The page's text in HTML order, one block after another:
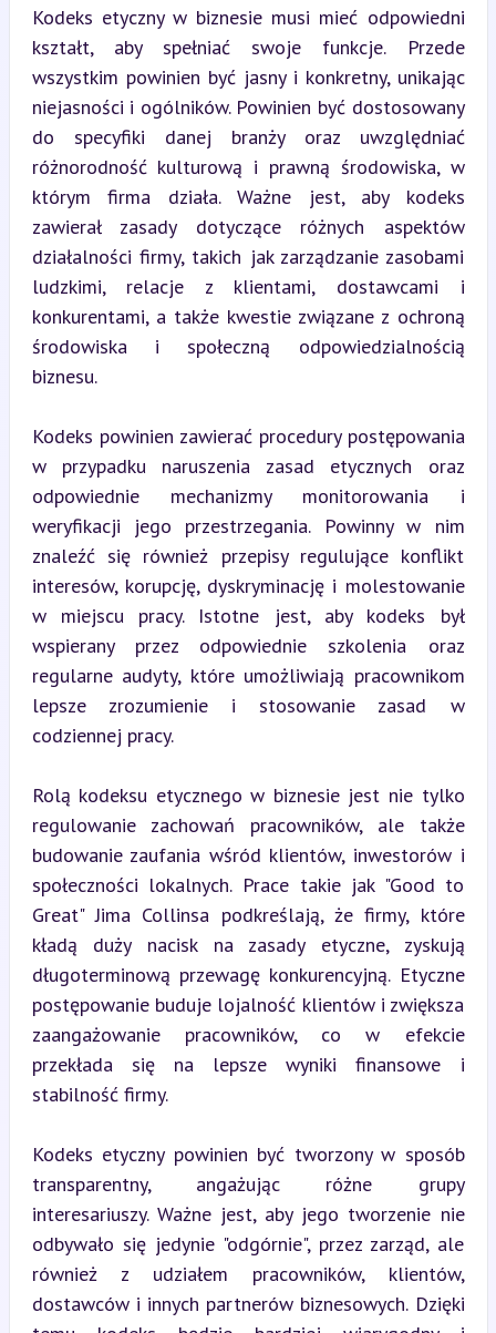
Kodeks etyczny w biznesie musi mieć odpowiedni
kształt, aby spełniać swoje funkcje. Przede
wszystkim powinien być jasny i konkretny, unikając
niejasności i ogólników. Powinien być dostosowany
do specyfiki danej branży oraz uwzględniać
różnorodność kulturową i prawną środowiska, w
którym firma działa. Ważne jest, aby kodeks
zawierał zasady dotyczące różnych aspektów
działalności firmy, takich jak zarządzanie zasobami
ludzkimi, relacje z klientami, dostawcami i
konkurentami, a także kwestie związane z ochroną
środowiska i społeczną odpowiedzialnością
biznesu.
Kodeks powinien zawierać procedury postępowania
w przypadku naruszenia zasad etycznych oraz
odpowiednie mechanizmy monitorowania i
weryfikacji jego przestrzegania. Powinny w nim
znaleźć się również przepisy regulujące konflikt
interesów, korupcję, dyskryminację i molestowanie
w miejscu pracy. Istotne jest, aby kodeks był
wspierany przez odpowiednie szkolenia oraz
regularne audyty, które umożliwiają pracownikom
lepsze zrozumienie i stosowanie zasad w
codziennej pracy.
Rolą kodeksu etycznego w biznesie jest nie tylko
regulowanie zachowań pracowników, ale także
budowanie zaufania wśród klientów, inwestorów i
społeczności lokalnych. Prace takie jak "Good to
Great" Jima Collinsa podkreślają, że firmy, które
kładą duży nacisk na zasady etyczne, zyskują
długoterminową przewagę konkurencyjną. Etyczne
postępowanie buduje lojalność klientów i zwiększa
zaangażowanie pracowników, co w efekcie
przekłada się na lepsze wyniki finansowe i
stabilność firmy.
Kodeks etyczny powinien być tworzony w sposób
transparentny, angażując różne grupy
interesariuszy. Ważne jest, aby jego tworzenie nie
odbywało się jedynie "odgórnie", przez zarząd, ale
również z udziałem pracowników, klientów,
dostawców i innych partnerów biznesowych. Dzięki